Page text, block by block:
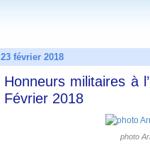
23 février 2018
Honneurs militaires à
Février 2018
photo